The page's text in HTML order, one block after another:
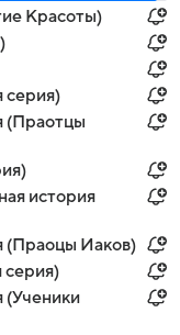
Красоты)
серия)
(Праотцы
история
(Праоцы Иаков)
серия)
(Ученики